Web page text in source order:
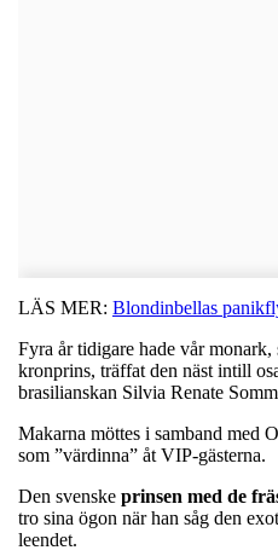
LÄS MER: Blondinbellas
Fyra år tidigare hade vår monark,
kronprins, träffat den näst intill
brasilianskan Silvia Renate
Makarna möttes i samband med
som ”värdinna” åt VIP-gästerna.
Den svenske prinsen med de
tro sina ögon när han såg den
leendet.